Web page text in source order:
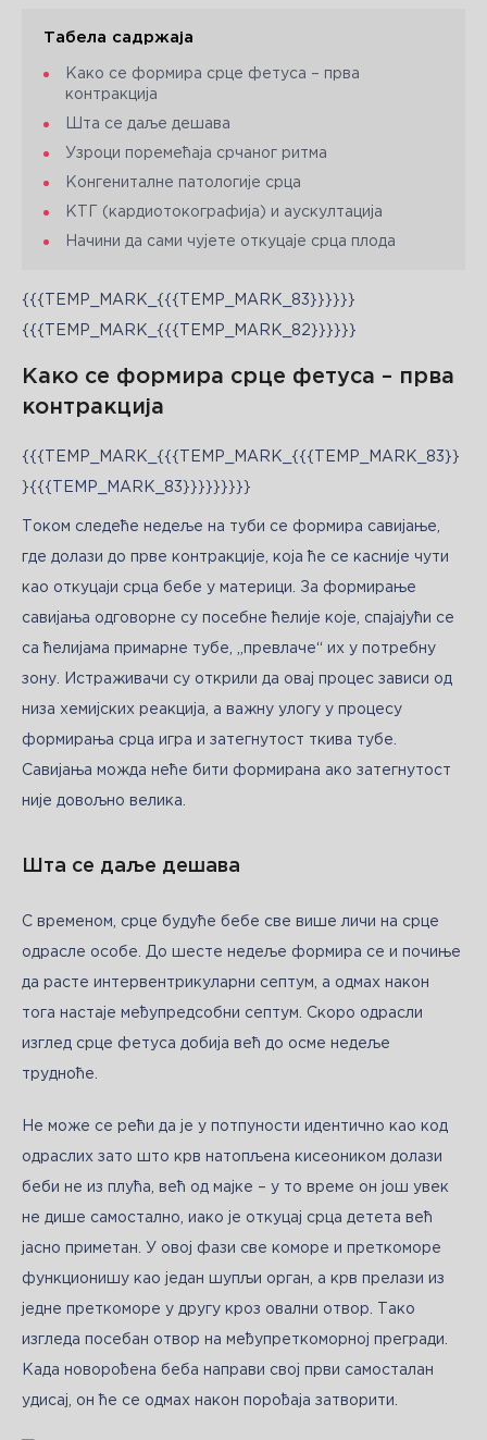
Табела садржаја
Како се формира срце фетуса – прва
контракција
Шта се даље дешава
Узроци поремећаја срчаног ритма
Конгениталне патологије срца
КТГ (кардиотокографија) и аускултација
Начини да сами чујете откуцаје срца плода
{{{TEMP_MARK_{{{TEMP_MARK_83}}}}}}
{{{TEMP_MARK_{{{TEMP_MARK_82}}}}}}
Како се формира срце фетуса – прва
контракција
{{{TEMP_MARK_{{{TEMP_MARK_{{{TEMP_MARK_83}}
}{{{TEMP_MARK_83}}}}}}}}}
Током следеће недеље на туби се формира савијање,
где долази до прве контракције, која ће се касније чути
као откуцаји срца бебе у материци. За формирање
савијања одговорне су посебне ћелије које, спајајући се
са ћелијама примарне тубе, „превлаче“ их у потребну
зону. Истраживачи су открили да овај процес зависи од
низа хемијских реакција, а важну улогу у процесу
формирања срца игра и затегнутост ткива тубе.
Савијања можда неће бити формирана ако затегнутост
није довољно велика.
Шта се даље дешава
С временом, срце будуће бебе све више личи на срце
одрасле особе. До шесте недеље формира се и почиње
да расте интервентрикуларни септум, а одмах након
тога настаје међупредсобни септум. Скоро одрасли
изглед срце фетуса добија већ до осме недеље
трудноће.
Не може се рећи да је у потпуности идентично као код
одраслих зато што крв натопљена кисеоником долази
беби не из плућа, већ од мајке – у то време он још увек
не дише самостално, иако је откуцај срца детета већ
јасно приметан. У овој фази све коморе и преткоморе
функционишу као један шупљи орган, а крв прелази из
једне преткоморе у другу кроз овални отвор. Тако
изгледа посебан отвор на међупреткоморној прегради.
Када новорођена беба направи свој први самосталан
удисај, он ће се одмах након порођаја затворити.